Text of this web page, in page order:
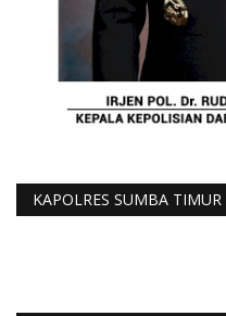
KAPOLRES SUMBA TIMUR